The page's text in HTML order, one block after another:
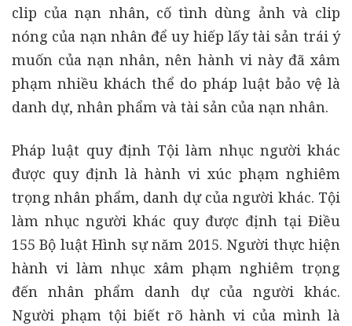
clip của nạn nhân, cố tình dùng ảnh và clip
nóng của nạn nhân để uy hiếp lấy tài sản trái ý
muốn của nạn nhân, nên hành vi này đã xâm
phạm nhiều khách thể do pháp luật bảo vệ là
danh dự, nhân phẩm và tài sản của nạn nhân.
Pháp luật quy định Tội làm nhục người khác
được quy định là hành vi xúc phạm nghiêm
trọng nhân phẩm, danh dự của người khác. Tội
làm nhục người khác quy được định tại Điều
155 Bộ luật Hình sự năm 2015. Người thực hiện
hành vi làm nhục xâm phạm nghiêm trọng
đến nhân phẩm danh dự của người khác.
Người phạm tội biết rõ hành vi của mình là